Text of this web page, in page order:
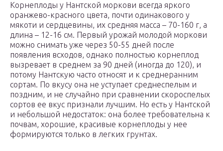
Корнеплоды у Нантской моркови всегда яркого
оранжево-красного цвета, почти одинакового у
мякоти и сердцевины, их средняя масса – 70-160 г, а
длина – 12-16 см. Первый урожай молодой моркови
можно снимать уже через 50-55 дней после
появления всходов, однако полностью корнеплод
вызревает в среднем за 90 дней (иногда до 120), и
потому Нантскую часто относят и к среднеранним
сортам. По вкусу она не уступает среднеспелым и
поздним, и не случайно при сравнении скороспелых
сортов ее вкус признали лучшим. Но есть у Нантской
и небольшой недостаток: она более требовательна к
почвам, хорошие, красивые корнеплоды у нее
формируются только в легких грунтах.